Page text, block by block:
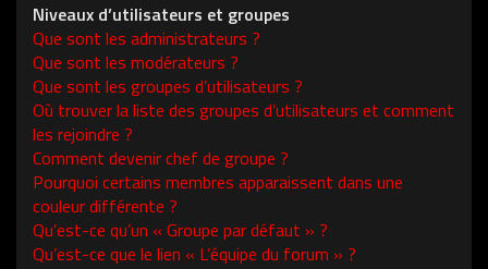
Niveaux d’utilisateurs et groupes
Que sont les administrateurs ?
Que sont les modérateurs ?
Que sont les groupes d’utilisateurs ?
Où trouver la liste des groupes d’utilisateurs et comment
les rejoindre ?
Comment devenir chef de groupe ?
Pourquoi certains membres apparaissent dans une
couleur différente ?
Qu’est-ce qu’un « Groupe par défaut » ?
Qu’est-ce que le lien « L’équipe du forum » ?